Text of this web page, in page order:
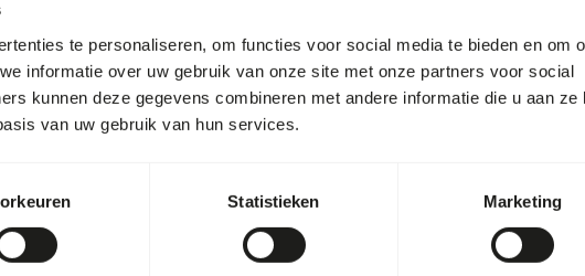
te personaliseren, om functies voor social media te bieden en om
informatie over uw gebruik van onze site met onze partners voor social
kunnen deze gegevens combineren met andere informatie die u aan ze
van uw gebruik van hun services.
Statistieken Marketing
voor
This powder is mixed 1:1 with water to create a
ideal for forming easyâ€?toâ€?hold portions. DK
make up approximately 40% of the total dry